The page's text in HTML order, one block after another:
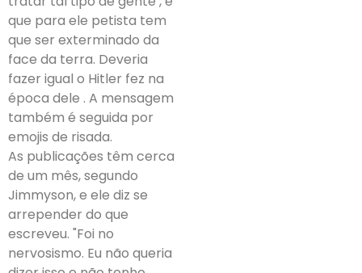
que para ele petista tem
que ser exterminado da
face da terra. Deveria
fazer igual o Hitler fez na
época dele . A mensagem
também é seguida por
emojis de risada.
As publicações têm cerca
de um mês, segundo
Jimmyson, e ele diz se
arrepender do que
escreveu. "Foi no
nervosismo. Eu não queria